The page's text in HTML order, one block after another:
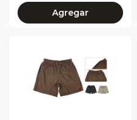
Agregar